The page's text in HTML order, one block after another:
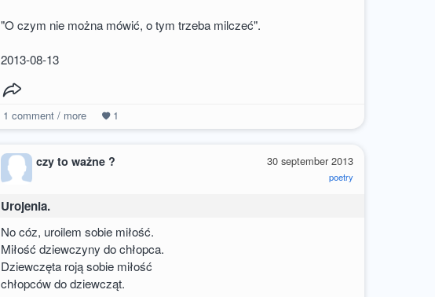
"O czym nie można mówić, o tym trzeba milczeć".
2013-08-13
1 comment / more 1
30 september 2013
poetry
czy to ważne ?
Urojenia.
No cóz, uroilem sobie miłość.
Miłość dziewczyny do chłopca.
Dziewczęta roją sobie miłość
chłopców do dziewcząt.